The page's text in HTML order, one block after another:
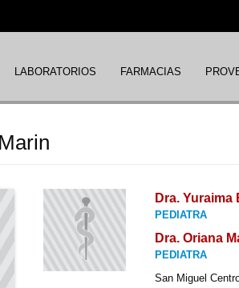
LABORATORIOS FARMACIAS
Dra. Yuraima
PEDIATRA
Dra. Oriana
PEDIATRA
San Miguel